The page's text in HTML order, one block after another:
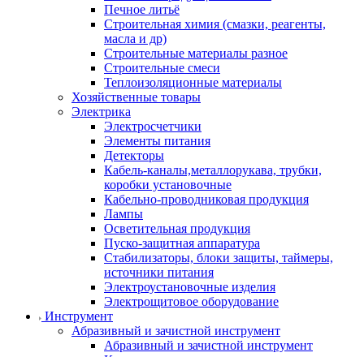
Печное литьё
Строительная химия (смазки, реагенты,
масла и др)
Строительные материалы разное
Строительные смеси
Теплоизоляционные материалы
Хозяйственные товары
Электрика
Электросчетчики
Элементы питания
Детекторы
Кабель-каналы,металлорукава, трубки,
коробки установочные
Кабельно-проводниковая продукция
Лампы
Осветительная продукция
Пуско-защитная аппаратура
Стабилизаторы, блоки защиты, таймеры,
источники питания
Электроустановочные изделия
Электрощитовое оборудование
Инструмент
Абразивный и зачистной инструмент
Абразивный и зачистной инструмент